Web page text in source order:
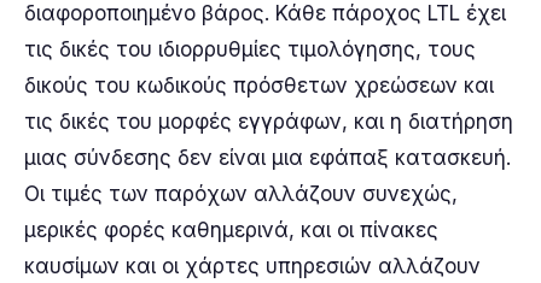
διαφοροποιημένο βάρος. Κάθε πάροχος LTL έχει
τις δικές του ιδιορρυθμίες τιμολόγησης, τους
δικούς του κωδικούς πρόσθετων χρεώσεων και
τις δικές του μορφές εγγράφων, και η διατήρηση
μιας σύνδεσης δεν είναι μια εφάπαξ κατασκευή.
Οι τιμές των παρόχων αλλάζουν συνεχώς,
μερικές φορές καθημερινά, και οι πίνακες
καυσίμων και οι χάρτες υπηρεσιών αλλάζουν